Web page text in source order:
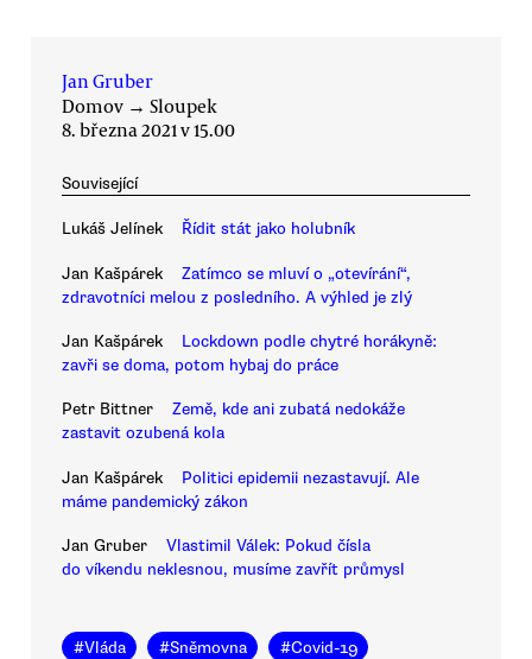
Jan Gruber
Domov → Sloupek
8. března 2021 v 15.00
Související
Lukáš Jelínek Řídit stát jako holubník
Jan Kašpárek
Zatímco se mluví o „otevírání“,
zdravotníci melou z posledního. A výhled je zlý
Jan Kašpárek
Lockdown podle chytré horákyně:
zavři se doma, potom hybaj do práce
Petr Bittner
Země, kde ani zubatá nedokáže
zastavit ozubená kola
Jan Kašpárek
Politici epidemii nezastavují. Ale
máme pandemický zákon
Jan Gruber
Vlastimil Válek: Pokud čísla
do víkendu neklesnou, musíme zavřít průmysl
#Vláda #Sněmovna #Covid-19